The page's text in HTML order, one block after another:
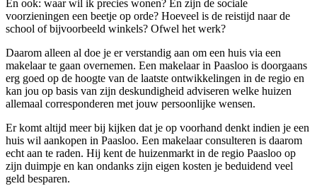
En ook: waar wil ik precies wonen? En zijn de sociale
voorzieningen een beetje op orde? Hoeveel is de reistijd naar de
school of bijvoorbeeld winkels? Ofwel het werk?
Daarom alleen al doe je er verstandig aan om een huis via een
makelaar te gaan overnemen. Een makelaar in Paasloo is doorgaans
erg goed op de hoogte van de laatste ontwikkelingen in de regio en
kan jou op basis van zijn deskundigheid adviseren welke huizen
allemaal corresponderen met jouw persoonlijke wensen.
Er komt altijd meer bij kijken dat je op voorhand denkt indien je een
huis wil aankopen in Paasloo. Een makelaar consulteren is daarom
echt aan te raden. Hij kent de huizenmarkt in de regio Paasloo op
zijn duimpje en kan ondanks zijn eigen kosten je beduidend veel
geld besparen.